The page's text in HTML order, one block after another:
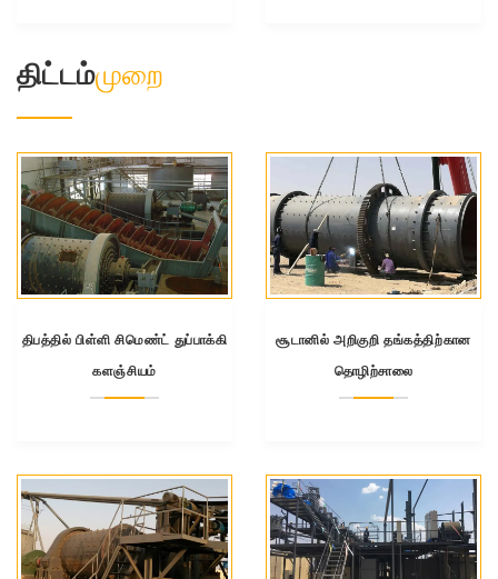
திட்டம்முறை
திபத்தில் பிள்ளி சிமெண்ட் துப்பாக்கி
களஞ்சியம்
சூடானில் அறிகுறி தங்கத்திற்கான
தொழிற்சாலை